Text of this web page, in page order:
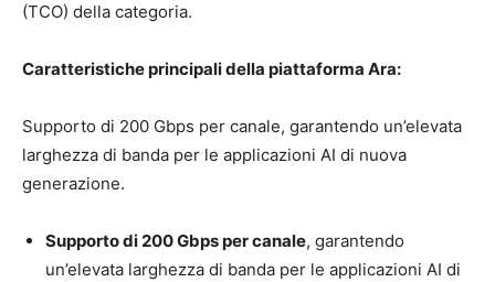
(TCO) della categoria.
Caratteristiche principali della piattaforma Ara:
Supporto di 200 Gbps per canale, garantendo un’elevata
larghezza di banda per le applicazioni AI di nuova
generazione.
Supporto di 200 Gbps per canale, garantendo
un’elevata larghezza di banda per le applicazioni AI di